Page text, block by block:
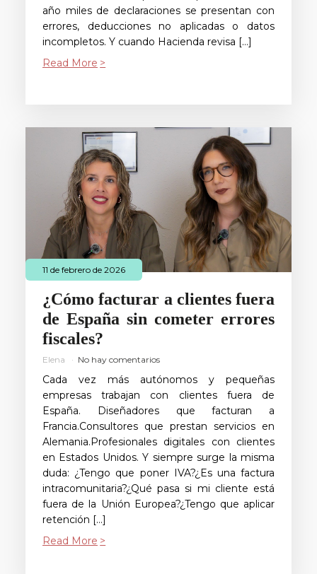
año miles de declaraciones se presentan con
errores, deducciones no aplicadas o datos
incompletos. Y cuando Hacienda revisa […]
Read More
11 de febrero de 2026
¿Cómo facturar a clientes fuera
de España sin cometer errores
fiscales?
Elena No hay comentarios
Cada vez más autónomos y pequeñas
empresas trabajan con clientes fuera de
España. Diseñadores que facturan a
Francia.Consultores que prestan servicios en
Alemania.Profesionales digitales con clientes
en Estados Unidos. Y siempre surge la misma
duda: ¿Tengo que poner IVA?¿Es una factura
intracomunitaria?¿Qué pasa si mi cliente está
fuera de la Unión Europea?¿Tengo que aplicar
retención […]
Read More